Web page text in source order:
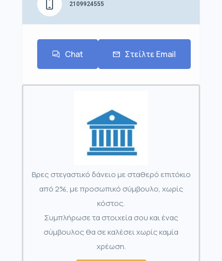
2109924555
Chat Στείλτε Email
Βρες στεγαστικό δάνειο με σταθερό επιτόκιο
από 2%, με προσωπικό σύμβουλο, χωρίς
κόστος.
Συμπλήρωσε τα στοιχεία σου και ένας
σύμβουλος θα σε καλέσει χωρίς καμία
χρέωση.